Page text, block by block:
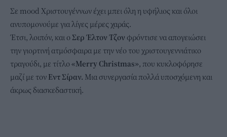
Σε mood Χριστουγέννων έχει μπει όλη η υφήλιος και όλοι
ανυπομονούμε για λίγες μέρες χαράς.
Έτσι, λοιπόν, και ο Σερ Έλτον Τζον φρόντισε να απογειώσει
την γιορτινή ατμόσφαιρα με την νέο του χριστουγεννιάτικο
τραγούδι, με τίτλο«Merry Christmas», που κυκλοφόρησε
μαζί με τον Εντ Σίραν. Μια συνεργασία πολλά υποσχόμενη και
άκρως διασκεδαστική.